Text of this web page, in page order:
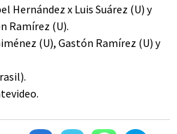
Hernández x Luis Suárez (U) y
Ramírez (U).
(U), Gastón Ramírez (U) y